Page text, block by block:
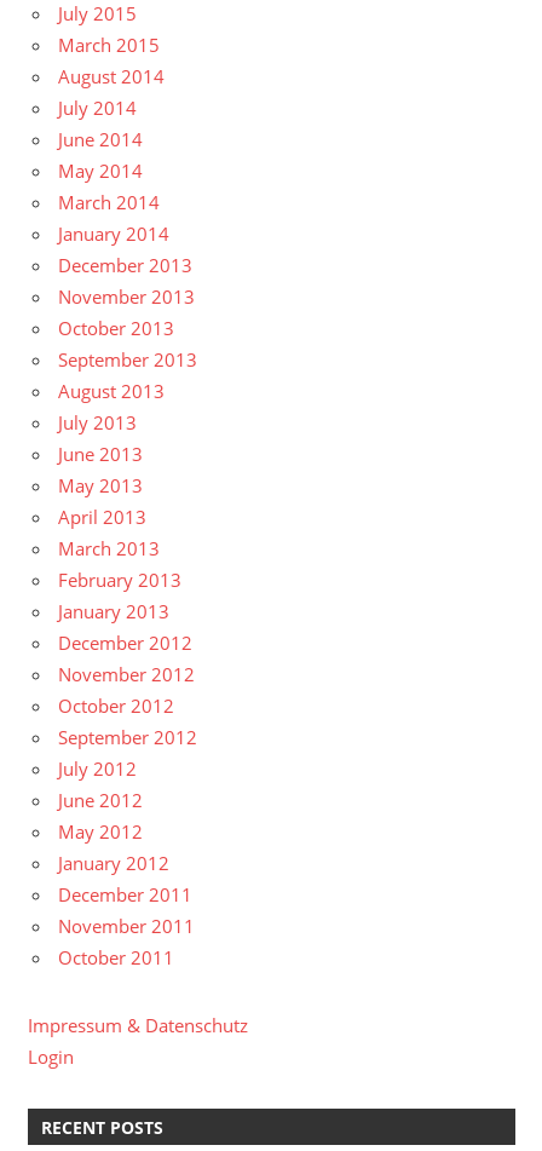
July 2015
March 2015
August 2014
July 2014
June 2014
May 2014
March 2014
January 2014
December 2013
November 2013
October 2013
September 2013
August 2013
July 2013
June 2013
May 2013
April 2013
March 2013
February 2013
January 2013
December 2012
November 2012
October 2012
September 2012
July 2012
June 2012
May 2012
January 2012
December 2011
November 2011
October 2011
Impressum & Datenschutz
Login
RECENT POSTS